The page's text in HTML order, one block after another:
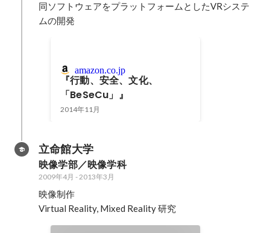
同ソフトウェアをプラットフォームとしたVRシステ
ムの開発
amazon.co.jp
『行動、安全、文化、
「BeSeCu」』
2014年11月
立命館大学
映像学部／映像学科
2009年4月 -2013年3月
映像制作
Virtual Reality, Mixed Reality 研究